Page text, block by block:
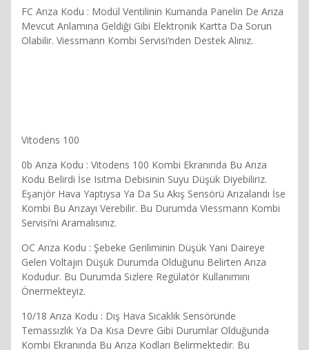
FC Arıza Kodu : Modül Ventilinin Kumanda Panelin De Arıza
Mevcut Anlamına Geldiği Gibi Elektronik Kartta Da Sorun
Olabilir. Viessmann Kombi Servisi’nden Destek Alınız.
Vitodens 100
0b Arıza Kodu : Vitodens 100 Kombi Ekranında Bu Arıza
Kodu Belirdi İse Isıtma Debisinin Suyu Düşük Diyebiliriz.
Eşanjör Hava Yaptıysa Ya Da Su Akış Sensörü Arızalandı İse
Kombi Bu Arızayı Verebilir. Bu Durumda Viessmann Kombi
Servisi’ni Aramalısınız.
OC Arıza Kodu : Şebeke Geriliminin Düşük Yani Daireye
Gelen Voltajın Düşük Durumda Olduğunu Belirten Arıza
Kodudur. Bu Durumda Sizlere Regülatör Kullanımını
Önermekteyiz.
10/18 Arıza Kodu : Dış Hava Sıcaklık Sensöründe
Temassızlık Ya Da Kısa Devre Gibi Durumlar Olduğunda
Kombi Ekranında Bu Arıza Kodları Belirmektedir. Bu